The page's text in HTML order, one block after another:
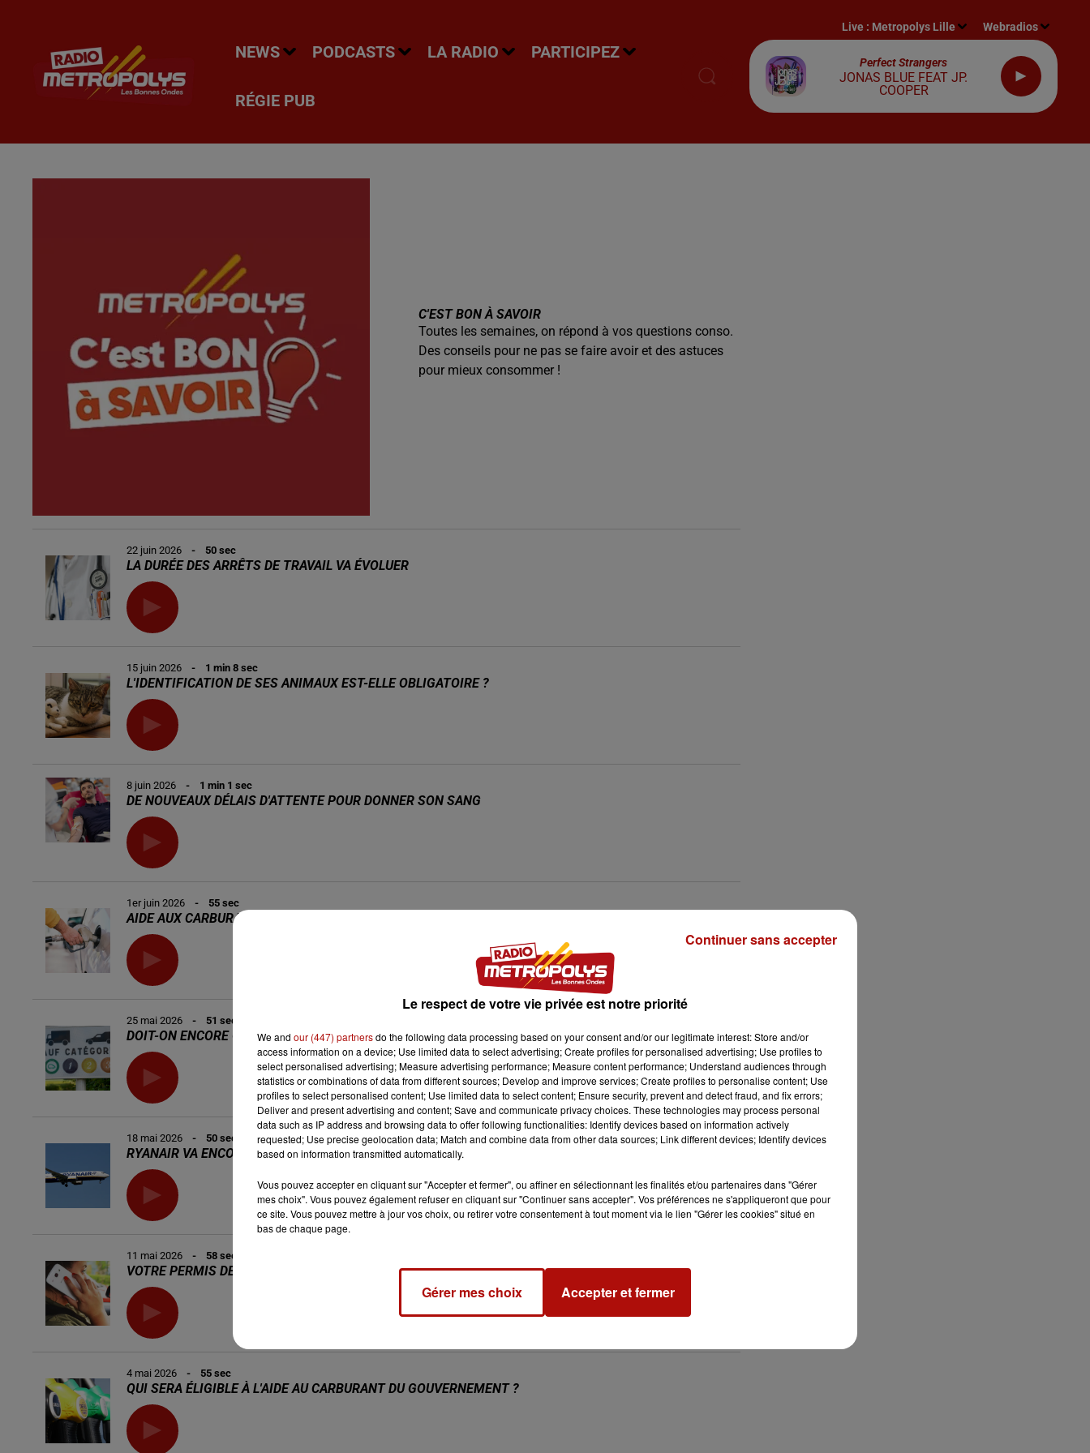
NEWS PODCASTS LA RADIO PARTICIPEZ
RÉGIE PUB
Live : Metropolys Lille Webradios
Perfect Strangers
JONAS BLUE FEAT JP.
COOPER
C'EST BON À SAVOIR
Toutes les semaines, on répond à vos questions conso.
Des conseils pour ne pas se faire avoir et des astuces
pour mieux consommer !
22 juin 2026 - 50 sec
LA DURÉE DES ARRÊTS DE TRAVAIL VA ÉVOLUER
15 juin 2026 - 1 min 8 sec
L'IDENTIFICATION DE SES ANIMAUX EST-ELLE OBLIGATOIRE ?
8 juin 2026 - 1 min 1 sec
DE NOUVEAUX DÉLAIS D'ATTENTE POUR DONNER SON SANG
1er juin 2026 - 55 sec
AIDE AUX CARBURANTS : LE FORMULAIRE A OUVERT EN LIGNE
25 mai 2026 - 51 sec
DOIT-ON ENCORE GARDER SA VIGNETTE CRIT'AIR ?
18 mai 2026 - 50 sec
RYANAIR VA ENCORE BIENTÔT DURCIR SES RÈGLES !
11 mai 2026 - 58 sec
VOTRE PERMIS DE CONDUIRE PEUT-ÊTRE SUSPENDU DANS LE PAS-DE-CALAIS
4 mai 2026 - 55 sec
QUI SERA ÉLIGIBLE À L'AIDE AU CARBURANT DU GOUVERNEMENT ?
Le respect de votre vie privée est notre priorité
We and our (447) partnersdo the following data processing based on your consent and/or our legitimate interest: Store and/or
access information on a device; Use limited data to select advertising; Create profiles for personalised advertising; Use profiles to
select personalised advertising; Measure advertising performance; Measure content performance; Understand audiences through
statistics or combinations of data from different sources; Develop and improve services; Create profiles to personalise content; Use
profiles to select personalised content; Use limited data to select content; Ensure security, prevent and detect fraud, and fix errors;
Deliver and present advertising and content; Save and communicate privacy choices. These technologies may process personal
data such as IP address and browsing data to offer following functionalities: Identify devices based on information actively
requested; Use precise geolocation data; Match and combine data from other data sources; Link different devices; Identify devices
based on information transmitted automatically.
Vous pouvez accepter en cliquant sur "Accepter et fermer", ou affiner en sélectionnant les finalités et/ou partenaires dans "Gérer
mes choix". Vous pouvez également refuser en cliquant sur "Continuer sans accepter". Vos préférences ne s'appliqueront que pour
ce site. Vous pouvez mettre à jour vos choix, ou retirer votre consentement à tout moment via le lien "Gérer les cookies" situé en
bas de chaque page.
Gérer mes choix Accepter et fermer
Continuer sans accepter